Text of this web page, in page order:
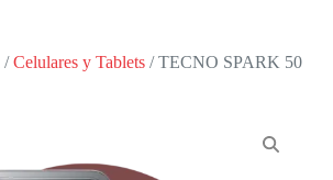
/Celulares y Tablets/ TECNO SPARK 50